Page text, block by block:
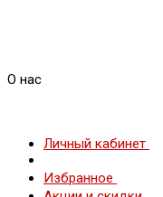
О нас
Личный кабинет
Избранное